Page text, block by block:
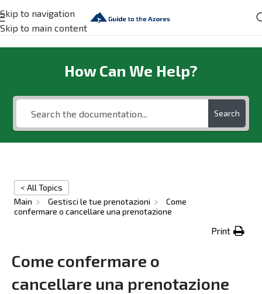
Skip to navigation
Skip to main content
How Can We Help?
Search
< All Topics
Main
Gestisci le tue prenotazioni
Come
confermare o cancellare una prenotazione
Print
Come confermare o
cancellare una prenotazione